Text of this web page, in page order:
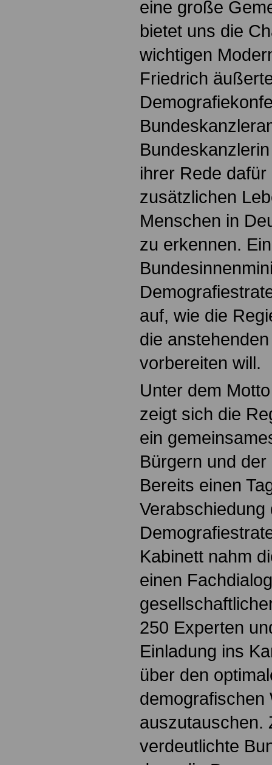
eine große
bietet uns die
wichtigen
Friedrich
ihrer Rede
zusätzlichen
Menschen in
zu erkennen.
auf, wie die
die
vorbereiten will.
Unter dem
zeigt sich die
ein
Bürgern und
Bereits einen
Verabschiedung
Kabinett nahm
einen
250 Experten
Einladung ins
über den
demografischen
auszutauschen.
verdeutlichte